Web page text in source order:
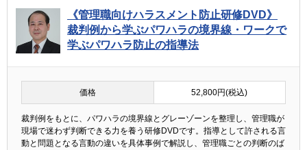
《管理職向けハラスメント防止研修DVD》
裁判例から学ぶパワハラの境界線・ワークで
学ぶパワハラ防止の指導法
価格 52,800円(税込)
裁判例をもとに、パワハラの境界線とグレーゾーンを整理し、管理職が
現場で迷わず判断できる力を養う研修DVDです。指導として許される言
動と問題となる言動の違いを具体事例で解説し、管理職ごとの判断のば